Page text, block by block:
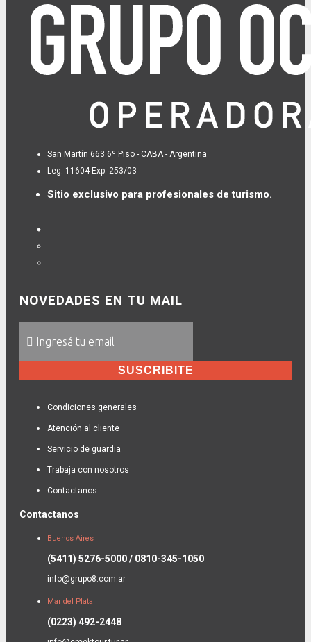
San Martín 663 6º Piso - CABA - Argentina
Leg. 11604 Exp. 253/03
Sitio exclusivo para profesionales de turismo.
NOVEDADES EN TU MAIL
SUSCRIBITE
Condiciones generales
Atención al cliente
Servicio de guardia
Trabaja con nosotros
Contactanos
Contactanos
Buenos Aires
(5411) 5276-5000 / 0810-345-1050
info@grupo8.com.ar
Mar del Plata
(0223) 492-2448